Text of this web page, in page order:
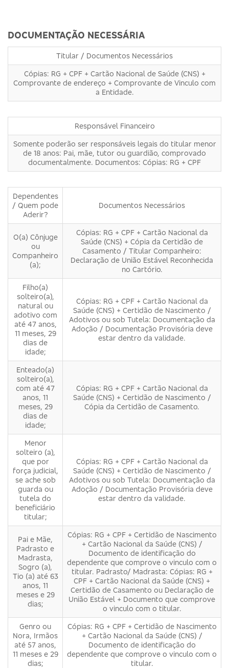
DOCUMENTAÇÃO NECESSÁRIA
Titular / Documentos Necessários
Cópias: RG + CPF + Cartão Nacional de Saúde (CNS) +
Comprovante de endereço + Comprovante de Vinculo com
a Entidade.
Responsável Financeiro
Somente poderão ser responsáveis legais do titular menor
de 18 anos: Pai, mãe, tutor ou guardião, comprovado
documentalmente. Documentos: Cópias: RG + CPF
Dependentes
/ Quem pode
Aderir?
Documentos Necessários
O(a) Cônjuge
ou
Companheiro
(a);
Cópias: RG + CPF + Cartão Nacional da
Saúde (CNS) + Cópia da Certidão de
Casamento / Titular Companheiro:
Declaração de União Estável Reconhecida
no Cartório.
Filho(a)
solteiro(a),
natural ou
adotivo com
até 47 anos,
11 meses, 29
dias de
idade;
Cópias: RG + CPF + Cartão Nacional da
Saúde (CNS) + Certidão de Nascimento /
Adotivos ou sob Tutela: Documentação da
Adoção / Documentação Provisória deve
estar dentro da validade.
Enteado(a)
solteiro(a),
com até 47
anos, 11
meses, 29
dias de
idade;
Cópias: RG + CPF + Cartão Nacional da
Saúde (CNS) + Certidão de Nascimento /
Cópia da Certidão de Casamento.
Menor
solteiro (a),
que por
força judicial,
se ache sob
guarda ou
tutela do
beneficiário
titular;
Cópias: RG + CPF + Cartão Nacional da
Saúde (CNS) + Certidão de Nascimento /
Adotivos ou sob Tutela: Documentação da
Adoção / Documentação Provisória deve
estar dentro da validade.
Pai e Mãe,
Padrasto e
Madrasta,
Sogro (a),
Tio (a) até 63
anos, 11
meses e 29
dias;
Cópias: RG + CPF + Certidão de Nascimento
+ Cartão Nacional da Saúde (CNS) /
Documento de identificação do
dependente que comprove o vinculo com o
titular. Padrasto/ Madrasta: Cópias: RG +
CPF + Cartão Nacional da Saúde (CNS) +
Certidão de Casamento ou Declaração de
União Estável + Documento que comprove
o vinculo com o titular.
Genro ou
Nora, Irmãos
até 57 anos,
11 meses e 29
dias;
Cópias: RG + CPF + Certidão de Nascimento
+ Cartão Nacional da Saúde (CNS) /
Documento de identificação do
dependente que comprove o vinculo com o
titular.